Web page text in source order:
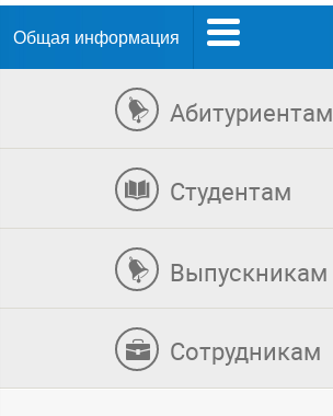
Общая информация
Абитуриентам
Студентам
Выпускникам
Сотрудникам